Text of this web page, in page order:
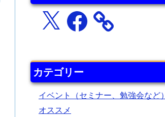
X Facebook
カテゴリー
イベント（セミナー、勉強会など）
オススメ